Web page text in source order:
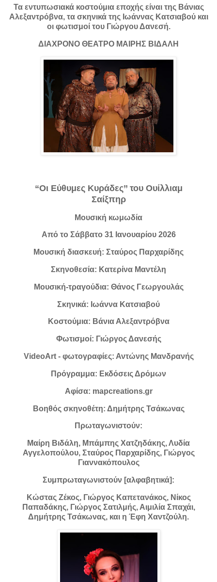
Τα εντυπωσιακά κοστούμια εποχής είναι της Βάνιας
Αλεξαντρόβνα, τα σκηνικά της Ιωάννας Κατσιαβού και
οι φωτισμοί του Γιώργου Δανεσή.
ΔΙΑΧΡΟΝΟ ΘΕΑΤΡΟ ΜΑΙΡΗΣ ΒΙΔΑΛΗ
“Οι Εύθυμες Κυράδες’’ του Ουίλλιαμ
Σαίξπηρ
Μουσική κωμωδία
Από το Σάββατο 31 Ιανουαρίου 2026
Μουσική διασκευή: Σταύρος Παρχαρίδης
Σκηνοθεσία: Κατερίνα Μαντέλη
Μουσική-τραγούδια: Θάνος Γεωργουλάς
Σκηνικά: Ιωάννα Κατσιαβού
Κοστούμια: Βάνια Αλεξαντρόβνα
Φωτισμοί: Γιώργος Δανεσής
VideoArt - φωτογραφίες: Αντώνης Μανδρανής
Πρόγραμμα: Εκδόσεις Δρόμων
Αφίσα: mapcreations.gr
Βοηθός σκηνοθέτη: Δημήτρης Τσάκωνας
Πρωταγωνιστούν:
Μαίρη Βιδάλη, Μπάμπης Χατζηδάκης, Λυδία
Αγγελοπούλου, Σταύρος Παρχαρίδης, Γιώργος
Γιαννακόπουλος
Συμπρωταγωνιστούν [αλφαβητικά]:
Κώστας Ζέκος, Γιώργος Καπετανάκος, Νίκος
Παπαδάκης, Γιώργος Σατιλμής, Αιμιλία Σπαχάι,
Δημήτρης Τσάκωνας, και η Έφη Χαντζούλη.